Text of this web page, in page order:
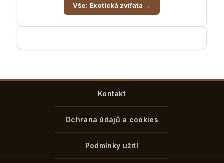
Vše: Exotická zvířata →
Kontakt
Ochrana údajů a cookies
Podmínky užití